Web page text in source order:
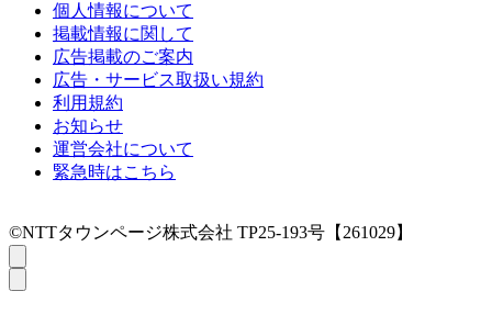
個人情報について
掲載情報に関して
広告掲載のご案内
広告・サービス取扱い規約
利用規約
お知らせ
運営会社について
緊急時はこちら
©NTTタウンページ株式会社 TP25-193号【261029】